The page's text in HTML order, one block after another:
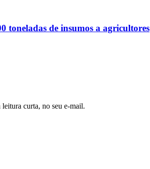
toneladas de insumos a agricultores
curta, no seu e-mail.